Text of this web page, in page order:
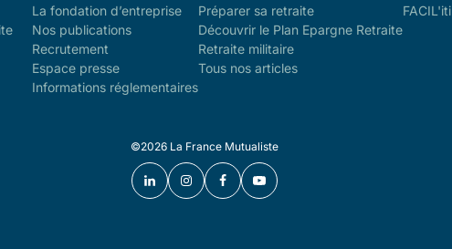
La fondation d’entreprise
Nos publications
Recrutement
Espace presse
Informations réglementaires
Préparer sa retraite
Découvrir le Plan Epargne Retraite
Retraite militaire
Tous nos articles
FACIL'iti
©2026 La France Mutualiste